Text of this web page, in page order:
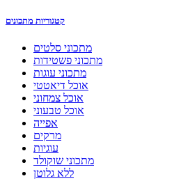
קטגוריות מתכונים
מתכוני סלטים
מתכוני פשטידות
מתכוני עוגות
אוכל דיאטטי
אוכל צמחוני
אוכל טבעוני
אפייה
מרקים
עוגיות
מתכוני שוקולד
ללא גלוטן